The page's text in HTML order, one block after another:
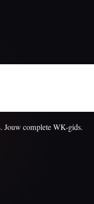
Jouw complete WK-gids.